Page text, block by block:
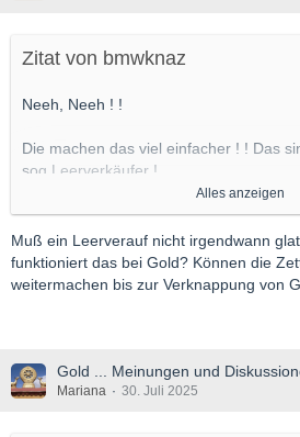
Zitat von bmwknaz
Neeh, Neeh ! !
Die machen das viel einfacher ! ! Das
sog.Leerverkäufer !
Die haben das Gold nur auf dem
die Papiere wieder,
wenn der Kurs fällt, und die Differenz
Alles anzeigen
Muß ein Leerverauf nicht irgendwann
funktioniert das bei Gold? Können die
weitermachen bis zur Verknappung von
Gold ... Meinungen und
Mariana 30. Juli 2025